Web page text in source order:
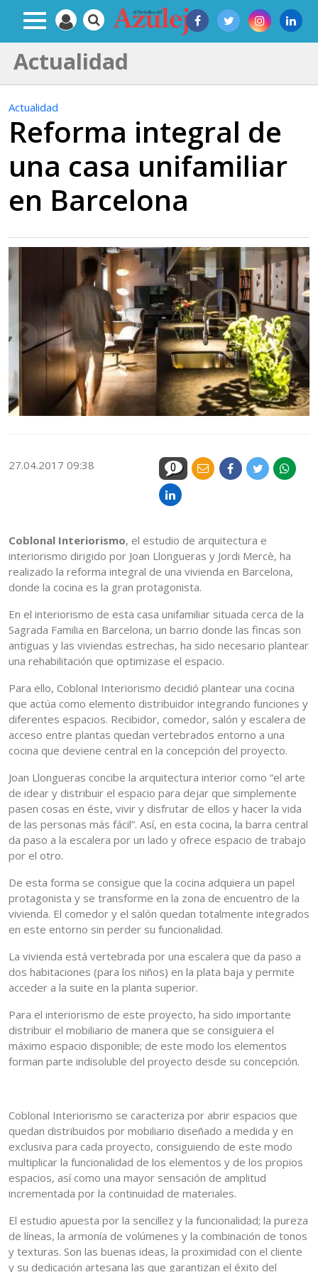
Actualidad
Actualidad
Reforma integral de
una casa unifamiliar
en Barcelona
27.04.2017 09:38 0
Coblonal Interiorismo, el estudio de arquitectura e
interiorismo dirigido por Joan Llongueras y Jordi Mercè, ha
realizado la reforma integral de una vivienda en Barcelona,
donde la cocina es la gran protagonista.
En el interiorismo de esta casa unifamiliar situada cerca de la
Sagrada Familia en Barcelona, un barrio donde las fincas son
antiguas y las viviendas estrechas, ha sido necesario plantear
una rehabilitación que optimizase el espacio.
Para ello, Coblonal Interiorismo decidió plantear una cocina
que actúa como elemento distribuidor integrando funciones y
diferentes espacios. Recibidor, comedor, salón y escalera de
acceso entre plantas quedan vertebrados entorno a una
cocina que deviene central en la concepción del proyecto.
Joan Llongueras concibe la arquitectura interior como “el arte
de idear y distribuir el espacio para dejar que simplemente
pasen cosas en éste, vivir y disfrutar de ellos y hacer la vida
de las personas más fácil”. Así, en esta cocina, la barra central
da paso a la escalera por un lado y ofrece espacio de trabajo
por el otro.
De esta forma se consigue que la cocina adquiera un papel
protagonista y se transforme en la zona de encuentro de la
vivienda. El comedor y el salón quedan totalmente integrados
en este entorno sin perder su funcionalidad.
La vivienda está vertebrada por una escalera que da paso a
dos habitaciones (para los niños) en la plata baja y permite
acceder a la suite en la planta superior.
Para el interiorismo de este proyecto, ha sido importante
distribuir el mobiliario de manera que se consiguiera el
máximo espacio disponible; de este modo los elementos
forman parte indisoluble del proyecto desde su concepción.
Coblonal Interiorismo se caracteriza por abrir espacios que
quedan distribuidos por mobiliario diseñado a medida y en
exclusiva para cada proyecto, consiguiendo de este modo
multiplicar la funcionalidad de los elementos y de los propios
espacios, así como una mayor sensación de amplitud
incrementada por la continuidad de materiales.
El estudio apuesta por la sencillez y la funcionalidad; la pureza
de líneas, la armonía de volúmenes y la combinación de tonos
y texturas. Son las buenas ideas, la proximidad con el cliente
y su dedicación artesana las que garantizan el éxito del